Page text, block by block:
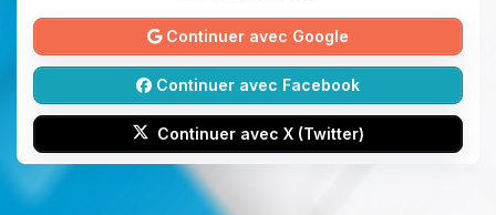
Continuer avec Google
Continuer avec Facebook
Continuer avec X (Twitter)